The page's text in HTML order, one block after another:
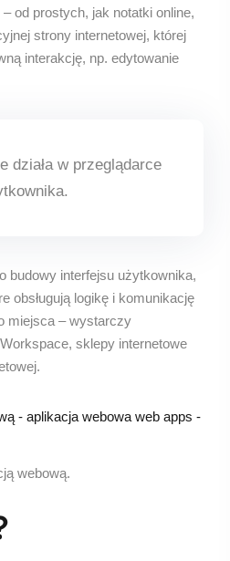
od prostych, jak notatki online,
strony internetowej, której
interakcję, np. edytowanie
działa w przeglądarce
budowy interfejsu użytkownika,
obsługują logikę i komunikację
miejsca – wystarczy
sklepy internetowe
webową.